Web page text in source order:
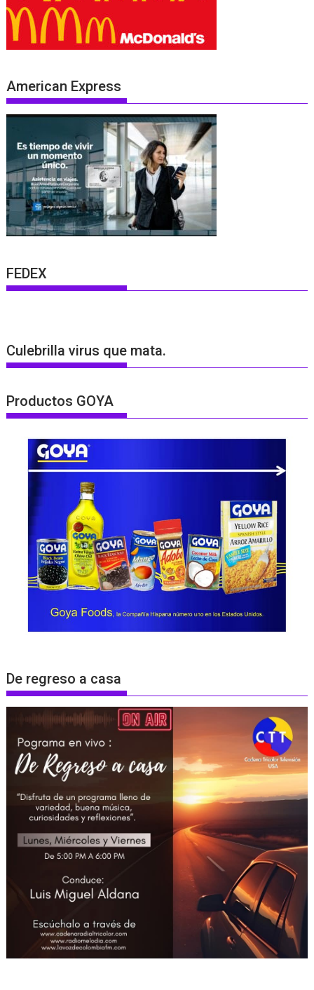
American Express
FEDEX
Culebrilla virus que mata.
Productos GOYA
De regreso a casa